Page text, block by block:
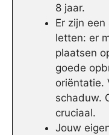
8 jaar.
Er zijn
letten: er
plaatsen
goede
oriëntatie.
schaduw.
cruciaal.
Jouw